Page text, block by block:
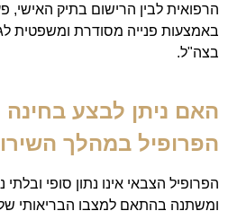
הרפואית לבין הרישום בתיק האישי,
באמצעות פנייה מסודרת ומשפטית
בצה"ל.
האם ניתן לבצע
הפרופיל במהלך
הפרופיל הצבאי אינו נתון סופי ובלתי
ומשתנה בהתאם למצבו הבריאותי